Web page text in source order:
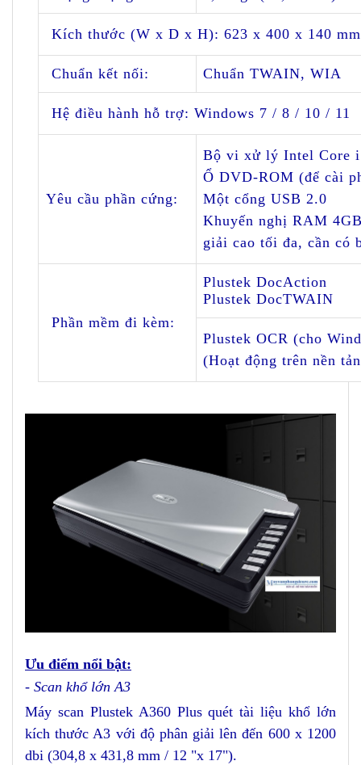
Kích thước (W x D x H): 623 x 400 x 140 mm
Chuẩn kết nối: Chuẩn TWAIN, WIA
Hệ điều hành hỗ trợ: Windows 7 / 8 / 10 / 11
Yêu cầu phần cứng:
Bộ vi xử lý Intel Core
Ổ DVD-ROM (để cài
Một cổng USB 2.0
Khuyến nghị RAM
giải cao tối đa, cần có
Phần mềm đi kèm:
Plustek DocAction
Plustek DocTWAIN
Plustek OCR (cho
(Hoạt động trên nền
Ưu điểm nổi bật:
- Scan khổ lớn A3
Máy scan Plustek A360 Plus quét tài liệu khổ lớn
kích thước A3 với độ phân giải lên đến 600 x 1200
dbi (304,8 x 431,8 mm / 12 "x 17").